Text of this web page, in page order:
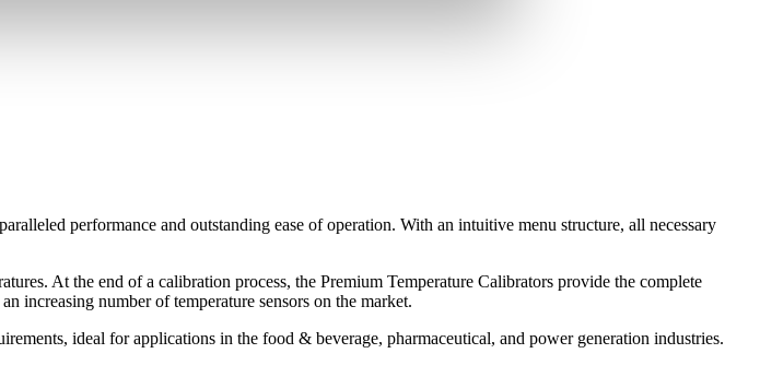
performance and outstanding ease of operation. With an intuitive menu structure, all necessary
At the end of a calibration process, the Premium Temperature Calibrators provide the complete
increasing number of temperature sensors on the market.
ideal for applications in the food & beverage, pharmaceutical, and power generation industries.